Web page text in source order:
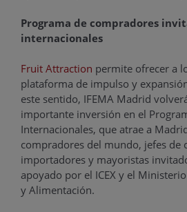
Programa de compradores
internacionales
Fruit Attraction permite ofrecer a
plataforma de impulso y
este sentido, IFEMA Madrid
importante inversión en el
Internacionales, que atrae a
compradores del mundo, jefes de
importadores y mayoristas
apoyado por el ICEX y el
y Alimentación.